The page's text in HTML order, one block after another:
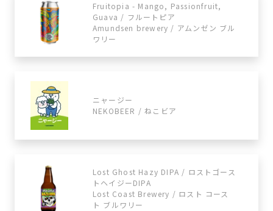
Fruitopia - Mango, Passionfruit,
Guava / フルートピア
Amundsen brewery / アムンゼン ブル
ワリー
ニャージー
NEKOBEER / ねこビア
Lost Ghost Hazy DIPA / ロストゴース
トヘイジーDIPA
Lost Coast Brewery / ロスト コース
ト ブルワリー